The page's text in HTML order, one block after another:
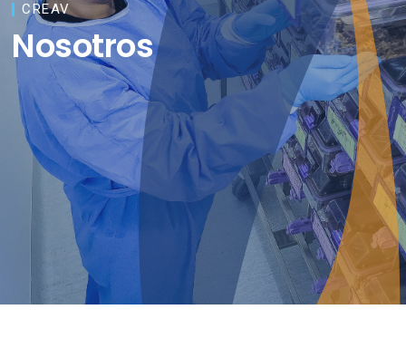
CREAV
Nosotros